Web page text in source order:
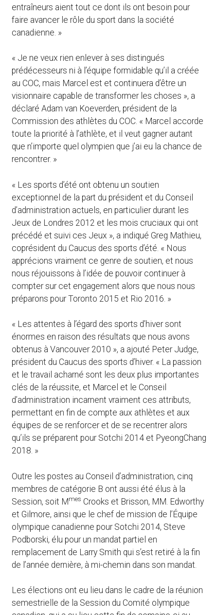
entraîneurs aient tout ce dont ils ont besoin pour
faire avancer le rôle du sport dans la société
canadienne. »
« Je ne veux rien enlever à ses distingués
prédécesseurs ni à l’équipe formidable qu’il a créée
au COC, mais Marcel est et continuera d’être un
visionnaire capable de transformer les choses », a
déclaré Adam van Koeverden, président de la
Commission des athlètes du COC. « Marcel accorde
toute la priorité à l’athlète, et il veut gagner autant
que n’importe quel olympien que j’ai eu la chance de
rencontrer. »
« Les sports d’été ont obtenu un soutien
exceptionnel de la part du président et du Conseil
d’administration actuels, en particulier durant les
Jeux de Londres 2012 et les mois cruciaux qui ont
précédé et suivi ces Jeux », a indiqué Greg Mathieu,
coprésident du Caucus des sports d’été. « Nous
apprécions vraiment ce genre de soutien, et nous
nous réjouissons à l’idée de pouvoir continuer à
compter sur cet engagement alors que nous nous
préparons pour Toronto 2015 et Rio 2016. »
« Les attentes à l’égard des sports d’hiver sont
énormes en raison des résultats que nous avons
obtenus à Vancouver 2010 », a ajouté Peter Judge,
président du Caucus des sports d’hiver. « La passion
et le travail acharné sont les deux plus importantes
clés de la réussite, et Marcel et le Conseil
d’administration incarnent vraiment ces attributs,
permettant en fin de compte aux athlètes et aux
équipes de se renforcer et de se recentrer alors
qu’ils se préparent pour Sotchi 2014 et PyeongChang
2018. »
Outre les postes au Conseil d’administration, cinq
membres de catégorie B ont aussi été élus à la
Session, soit Mmes Crooks et Brisson, MM. Edworthy
et Gilmore, ainsi que le chef de mission de l’Équipe
olympique canadienne pour Sotchi 2014, Steve
Podborski, élu pour un mandat partiel en
remplacement de Larry Smith qui s’est retiré à la fin
de l’année dernière, à mi-chemin dans son mandat.
Les élections ont eu lieu dans le cadre de la réunion
semestrielle de la Session du Comité olympique